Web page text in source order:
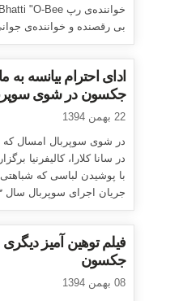
بی رقصنده و خواننده‌ی
ادای احترام بیانسه به
جکسون در شوی
22 بهمن 1394
در شوی سوپربال امسال که
در سانا کلارا، کالیفرنیا
با پوشیدن لباسی که
جریان اجرای سوپربال سال ۹۳ داشت، به این...
فیلم توهین آمیز
جکسون
08 بهمن 1394